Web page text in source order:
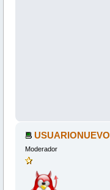
USUARIONUEVO
Moderador